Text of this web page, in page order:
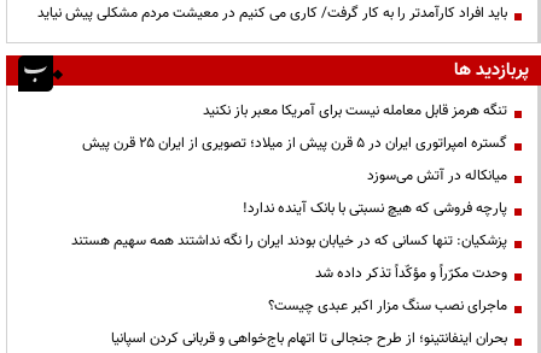
باید افراد کارآمدتر را به کار گرفت/ کاری می کنیم در معیشت مردم مشکلی پیش نیاید
پربازدید ها
تنگه هرمز قابل معامله نیست برای آمریکا معبر باز نکنید
گستره امپراتوری ایران در ۵ قرن پیش از میلاد؛ تصویری از ایران ۲۵ قرن پیش
میانکاله در آتش می‌سوزد
پارچه فروشی که هیچ نسبتی با بانک آینده ندارد!
پزشکیان: تنها کسانی که در خیابان بودند ایران را نگه نداشتند همه سهیم هستند
وحدت مکرّراً و مؤکّداً تذکر داده شد
ماجرای نصب سنگ مزار اکبر عبدی چیست؟
بحران اینفانتینو؛ از طرح جنجالی تا اتهام باج‌خواهی و قربانی کردن اسپانیا